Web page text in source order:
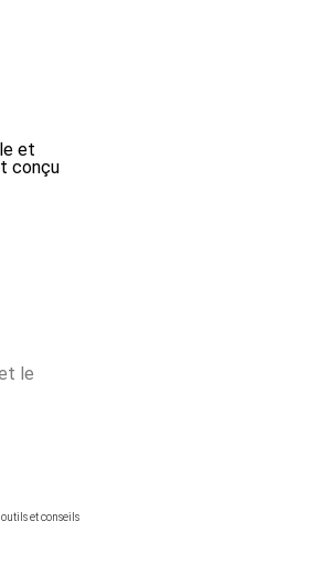
et
conçu
le
et conseils